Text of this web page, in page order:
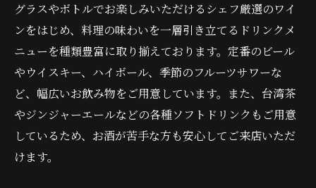
グラスやボトルでお楽しみいただけるシェフ厳選のワイ
ンをはじめ、料理の味わいを一層引き立てるドリンクメ
ニューを種類豊富に取り揃えております。定番のビール
やウイスキー、ハイボール、季節のフルーツサワーな
ど、幅広いお飲み物をご用意しています。また、台湾茶
やジンジャーエールなどの各種ソフトドリンクもご用意
しているため、お酒が苦手な方も安心してご来店いただ
けます。